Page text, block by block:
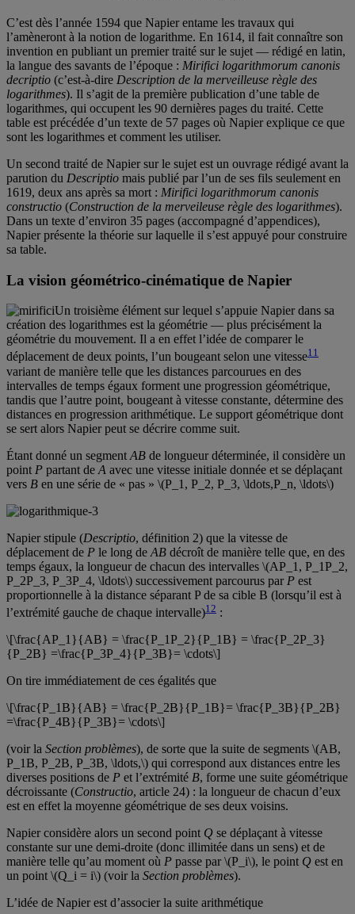
C’est dès l’année 1594 que Napier entame les travaux qui
l’amèneront à la notion de logarithme. En 1614, il fait connaître son
invention en publiant un premier traité sur le sujet — rédigé en latin,
la langue des savants de l’époque : Mirifici logarithmorum canonis
decriptio (c’est-à-dire Description de la merveilleuse règle des
logarithmes). Il s’agit de la première publication d’une table de
logarithmes, qui occupent les 90 dernières pages du traité. Cette
table est précédée d’un texte de 57 pages où Napier explique ce que
sont les logarithmes et comment les utiliser.
Un second traité de Napier sur le sujet est un ouvrage rédigé avant la
parution du Descriptio mais publié par l’un de ses fils seulement en
1619, deux ans après sa mort : Mirifici logarithmorum canonis
constructio (Construction de la merveileuse règle des logarithmes).
Dans un texte d’environ 35 pages (accompagné d’appendices),
Napier présente la théorie sur laquelle il s’est appuyé pour construire
sa table.
La vision géométrico-cinématique de Napier
Un troisième élément sur lequel s’appuie Napier dans sa
création des logarithmes est la géométrie — plus précisément la
géométrie du mouvement. Il a en effet l’idée de comparer le
déplacement de deux points, l’un bougeant selon une vitesse11
variant de manière telle que les distances parcourues en des
intervalles de temps égaux forment une progression géométrique,
tandis que l’autre point, bougeant à vitesse constante, détermine des
distances en progression arithmétique. Le support géométrique dont
se sert alors Napier peut se décrire comme suit.
Étant donné un segment AB de longueur déterminée, il considère un
point P partant de A avec une vitesse initiale donnée et se déplaçant
vers B en une série de « pas » \(P_1, P_2, P_3, \ldots,P_n, \ldots\)
Napier stipule (Descriptio, définition 2) que la vitesse de
déplacement de P le long de AB décroît de manière telle que, en des
temps égaux, la longueur de chacun des intervalles \(AP_1, P_1P_2,
P_2P_3, P_3P_4, \ldots\) successivement parcourus par P est
proportionnelle à la distance séparant P de sa cible B (lorsqu’il est à
l’extrémité gauche de chaque intervalle)12 :
\[\frac{AP_1}{AB} = \frac{P_1P_2}{P_1B} = \frac{P_2P_3}
{P_2B} =\frac{P_3P_4}{P_3B}= \cdots\]
On tire immédiatement de ces égalités que
\[\frac{P_1B}{AB} = \frac{P_2B}{P_1B}= \frac{P_3B}{P_2B}
=\frac{P_4B}{P_3B}= \cdots\]
(voir la Section problèmes), de sorte que la suite de segments \(AB,
P_1B, P_2B, P_3B, \ldots,\) qui correspond aux distances entre les
diverses positions de P et l’extrémité B, forme une suite géométrique
décroissante (Constructio, article 24) : la longueur de chacun d’eux
est en effet la moyenne géométrique de ses deux voisins.
Napier considère alors un second point Q se déplaçant à vitesse
constante sur une demi-droite (donc illimitée dans un sens) et de
manière telle qu’au moment où P passe par \(P_i\), le point Q est en
un point \(Q_i = i\) (voir la Section problèmes).
L’idée de Napier est d’associer la suite arithmétique